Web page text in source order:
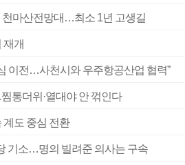
천마산전망대…최소 1년 고생길
재개
이전…사천시와 우주항공산업 협력”
통더위·열대야 안 꺾인다
계도 중심 전환
기소…명의 빌려준 의사는 구속